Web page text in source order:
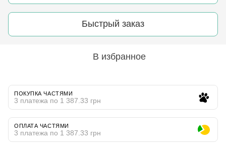
Быстрый заказ
В избранное
ПОКУПКА ЧАСТЯМИ
3 платежа по 1 387.33 грн
ОПЛАТА ЧАСТЯМИ
3 платежа по 1 387.33 грн